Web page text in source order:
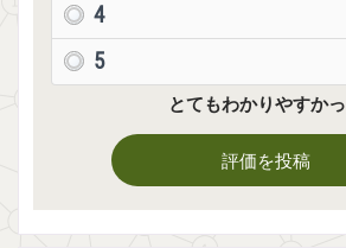
4
5
とてもわかりやすか
評価を投稿